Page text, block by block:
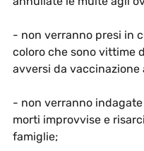
- non verranno presi in
coloro che sono vittime
avversi da
- non verranno
morti improvvise e
famiglie;